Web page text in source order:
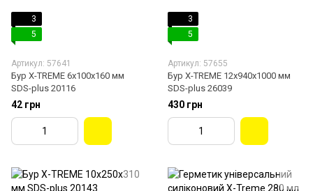
3
5
Артикул: 57641
Бур X-TREME 6х100х160 мм
SDS-plus 20116
42 грн
3
5
Артикул: 57655
Бур X-TREME 12х940х1000 мм
SDS-plus 26039
430 грн